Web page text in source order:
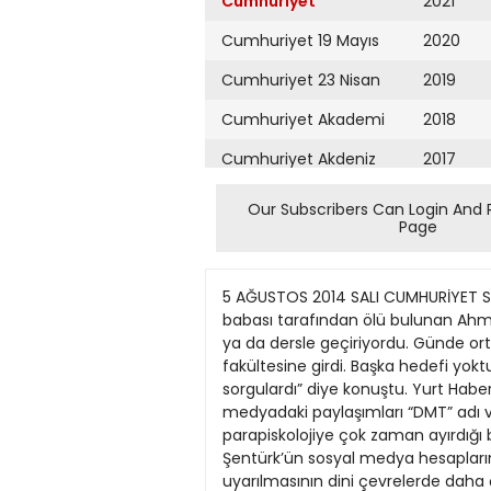
Cumhuriyet 19 Mayıs
Cumhuriyet 23 Nisan
Cumhuriyet Akademi
Cumhuriyet Akdeniz
Cumhuriyet Alışveriş
Cumhuriyet Ankara
Cumhuriyet Büyük
Taaruz
Cumhuriyet
Cumartesi
Cumhuriyet Çevre
2020
2019
2018
2017
2016
2015
2013
2012
2011
2010
2009
Our Subscribers Can Login And
Page
5 AĞUSTOS 2014 SALI CUMHURİYET SAYFA HABERLER 3 sosyal medyadaki paylaşımları kafalarda soru işareti yarattı Annesiyle birlikte babası tarafından ölü bulunan Ahmet Şentürk’ün Ahmet Bedrettin Şentürk Ölüm deneyi mi? tini genelde odasında bilgisayar başında ya da dersle geçiriyordu. Günde ortalama 3 saat uyuyan birisiydi. Kimyaya çok ilgisi vardı ve seviyordu, farmakolog olmak için tıp fakültesine girdi. Başka hedefi yoktu. Hep ‘Sisteme karşı gelmemiz lazım’ derdi, bu yüzden herkesin yaptığını söylediği şeyleri, önyargıları sorgulardı” diye konuştu. Yurt Haberleri Servisi Kırklareli’nin Lüleburgaz ‘da annesiyle birlikte babası tarafından ölü bulunan p’ün sosyal medyadaki paylaşımları “DMT” adı verilen molekülle ilgili. Jandarma Ahmet Bedrettin Şentürk’ün son zamanlarda metafizik ve parapiskolojiye çok zaman ayırdığı bilgisine ulaştı. İstanbul Cerrahpaşa Tıp Fakültesi’ne geçen günlerde kayıt yaptıran 19 yaşındaki Şentürk’ün sosyal medya hesaplarındaki incelemedeyse “DMT” adı verilen moleküle dair paylaşımlarda bulunduğu belirlendi. DMT uyarılmasının dini çevrelerde daha çok “Tanrı ile konuşma ve ölümden sonrasını görmek için Kuran okunurken” kullanıldığı iddia edilirken olay yerinde Kuran bulunması jandarmanın bu kuşkularını güçlendirdi. Şentürk’ün yakın arkadaşlarından Ali Yasir Yılmaz, “Ailesi gibi dinine bağlıydı. Başarılı bir öğrenci olduğunu herkes biliyor. İntihar edeceğini düşüneceğim son kişi. Bana göre intihar etmedi. Annesini çok seviyordu. Çok arkadaşı olmadığı için vak DMT: Tanrı ile konuşturan molekül SİBEL BAHÇETEPE Tecavüzü kaydettiler ADANA (Cumhuriyet) Merkez Yüreğir ilçesi Koza Mahallesi’nde geçen hafta 15 yaşındaki kız çocuğu A.D. evine dönerken motosiklet kullanan 24 yaşındaki Mahmut D. ile aynı yaştaki Celil K. yolunu kesti. İki kişi, silah zoruyla motosiklete bindirdikleri A.D’yi bir narenciye bahçesine götürdü. İki şüpheli, telefonla 17 yaşındaki O.T’yi de çağırdı ve üçü birlikte A.D’ye tecavüz etti. Zanlılardan biri de tecavüzü cep telefonuyla kaydetti. Mahmut D, yarı baygın haldeki kızın cep telefonu hattına 100 lira yükledi ve olay yerinden kaçtı. A.D. eve gidip durumu yakınlarına anlatınca kızın ailesi şikâyetçi oldu. Mahmut D, Celil K. ile O.T. yakalandı. Suçlamayı kabul etmeyen zanlılardan birinin cep telefonunda ise tecavüz sırasında çekilmiş görüntüler ele geçirildi. Adliyeye sevk edilen 3 zanlı tutuklandı. Baba tutuklandı Lüleburgaz’da özel bir hastanenin başhekimi Ensar Şentürk cumartesi günü villasına geldiğinde oğlu Ahmet Bedrettin Şentürk ile karısı Şükran Şentürk’ü salonda yan yana kanlar içinde yatarken bulmuştu. Baba Şentürk, komşularından yardım